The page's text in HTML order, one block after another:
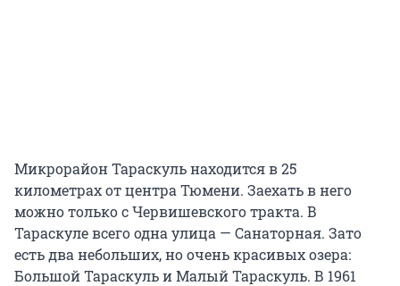
Микрорайон Тараскуль находится в 25
километрах от центра Тюмени. Заехать в него
можно только с Червишевского тракта. В
Тараскуле всего одна улица — Санаторная. Зато
есть два небольших, но очень красивых озера:
Большой Тараскуль и Малый Тараскуль. В 1961